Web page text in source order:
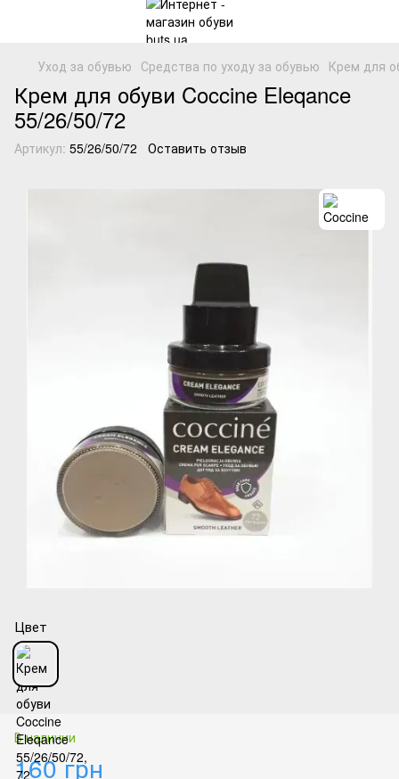
Уход за обувью Средства по уходу за обувью Крем для
Крем для обуви Coccine Eleqance
55/26/50/72
Артикул: 55/26/50/72 Оставить отзыв
Цвет
В наличии
160 грн